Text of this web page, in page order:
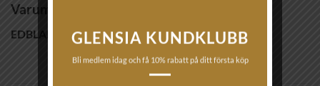
Varumärke
EDBLAD GLENSIA KUNDKLUBB
Bli medlem idag och få 10% rabatt på ditt första köp